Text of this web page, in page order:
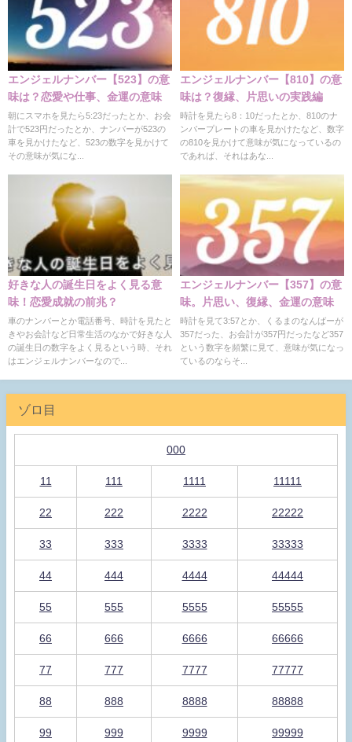
エンジェルナンバー【523】の意
味は？恋愛や仕事、金運の意味
朝にスマホを見たら5:23だったとか、お会
計で523円だったとか、ナンバーが523の
車を見かけたなど、523の数字を見かけて
その意味が気にな...
エンジェルナンバー【810】の意
味は？復縁、片思いの実践編
時計を見たら8：10だったとか、810のナ
ンバープレートの車を見かけたなど、数字
の810を見かけて意味が気になっているの
であれば、それはあな...
好きな人の誕生日をよく見る意
味！恋愛成就の前兆？
車のナンバーとか電話番号、時計を見たと
きやお会計など日常生活のなかで好きな人
の誕生日の数字をよく見るという時、それ
はエンジェルナンバーなので...
エンジェルナンバー【357】の意
味。片思い、復縁、金運の意味
時計を見て3:57とか、くるまのなんばーが
357だった、お会計が357円だったなど357
という数字を頻繁に見て、意味が気になっ
ているのならそ...
ゾロ目
000
11 111 1111 11111
22 222 2222 22222
33 333 3333 33333
44 444 4444 44444
55 555 5555 55555
66 666 6666 66666
77 777 7777 77777
88 888 8888 88888
99 999 9999 99999